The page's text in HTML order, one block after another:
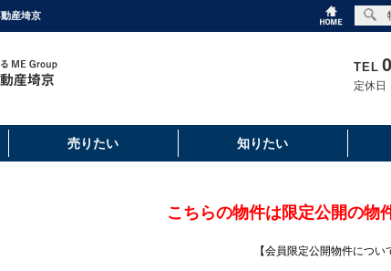
産埼京
TEL
定休
売りたい 知りたい
こちらの物件は限定公開の物
【会員限定公開物件につい